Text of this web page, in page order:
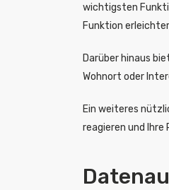
wichtigsten
Funktion
Darüber hinaus
Wohnort oder
Ein weiteres
reagieren und